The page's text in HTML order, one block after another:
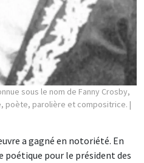
sous le nom de Fanny Crosby,
poète, parolière et compositrice. |
a gagné en notoriété. En
poétique pour le président des